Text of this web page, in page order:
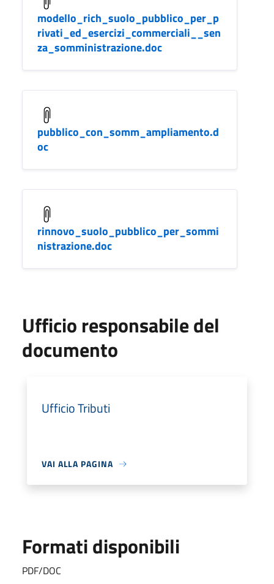
modello_rich_suolo_pubblico_per_p
rivati_ed_esercizi_commerciali__sen
za_somministrazione.doc
pubblico_con_somm_ampliamento.d
oc
rinnovo_suolo_pubblico_per_sommi
nistrazione.doc
Ufficio responsabile del
documento
Ufficio Tributi
VAI ALLA PAGINA
Formati disponibili
PDF/DOC